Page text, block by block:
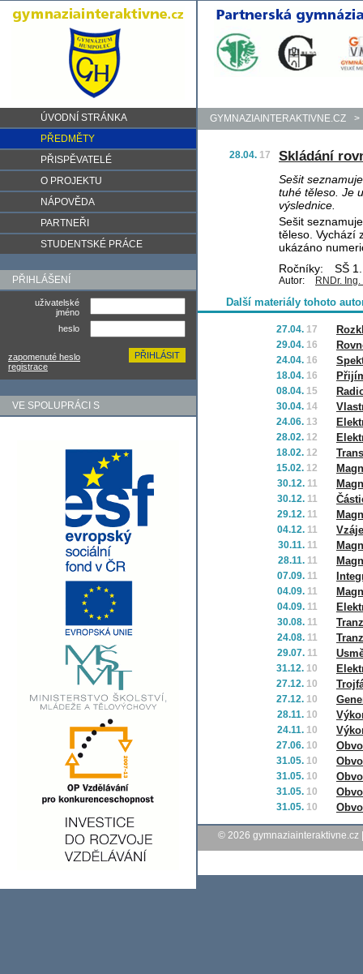
ÚVODNÍ STRÁNKA
PŘEDMĚTY
PŘISPĚVATELÉ
O PROJEKTU
NÁPOVĚDA
PARTNEŘI
STUDENTSKÉ PRÁCE
PŘIHLÁŠENÍ
uživatelské
jméno
heslo
zapomenuté heslo
registrace
VE SPOLUPRÁCI S
GYMNAZIAINTERAKTIVNE.CZ >
28.04. 17 Skládání
Sešit
tuhé těleso. Je
výslednice.
Sešit
těleso. Vychází
ukázáno
Ročníky:
SŠ
Autor: RNDr.
Další materiály tohoto
27.04. 17
29.04. 16
24.04. 16
18.04. 16
08.04. 15
30.04. 14
24.06. 13
28.02. 12
18.02. 12
15.02. 12
30.12. 11
30.12. 11
29.12. 11
04.12. 11
30.11. 11
28.11. 11
07.09. 11
04.09. 11
04.09. 11
30.08. 11
24.08. 11
29.07. 11
31.12. 10
27.12. 10
27.12. 10
28.11. 10
24.11. 10
27.06. 10
31.05. 10
31.05. 10
31.05. 10
31.05. 10
© 2026 gymnaziainteraktivne.cz